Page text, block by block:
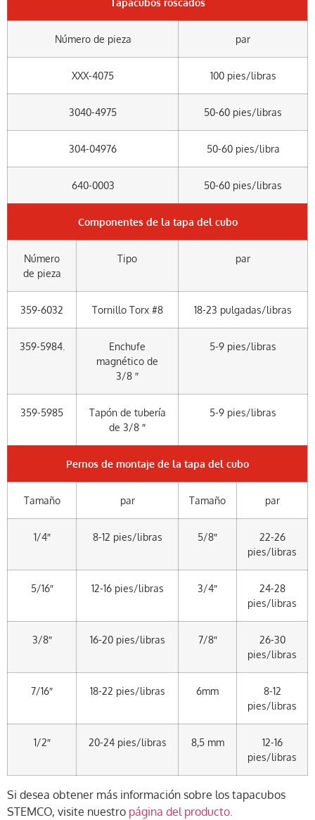
Número de pieza par
XXX-4075 100 pies/libras
3040-4975 50-60 pies/libras
304-04976 50-60 pies/libra
640-0003 50-60 pies/libras
Componentes de la tapa del cubo
Número
de pieza
Tipo par
359-6032 Tornillo Torx #8 18-23 pulgadas/libras
359-5984.
Enchufe
magnético de
3/8 ″
5-9 pies/libras
359-5985
Tapón de tubería
de 3/8 ″
5-9 pies/libras
Pernos de montaje de la tapa del cubo
Tamaño par Tamaño par
1/4″ 8-12 pies/libras 5/8″
22-26
pies/libras
5/16″ 12-16 pies/libras 3/4″
24-28
pies/libras
3/8″ 16-20 pies/libras 7/8″
26-30
pies/libras
7/16″ 18-22 pies/libras 6mm
8-12
pies/libras
1/2″ 20-24 pies/libras 8,5 mm
12-16
pies/libras
Si desea obtener más información sobre los tapacubos
STEMCO, visite nuestro página del producto.